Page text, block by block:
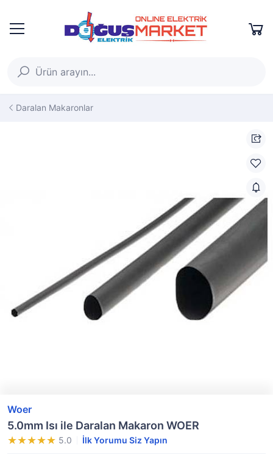
Daralan Makaronlar
Woer
5.0mm Isı ile Daralan Makaron WOER
5.0 İlk Yorumu Siz Yapın